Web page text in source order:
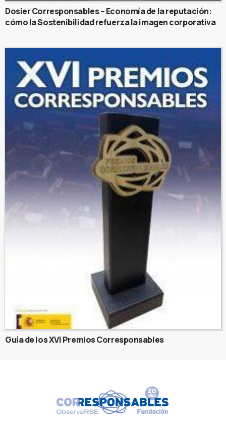
Dosier Corresponsables – Economía de la reputación:
cómo la Sostenibilidad refuerza la imagen corporativa
Guía de los XVI Premios Corresponsables